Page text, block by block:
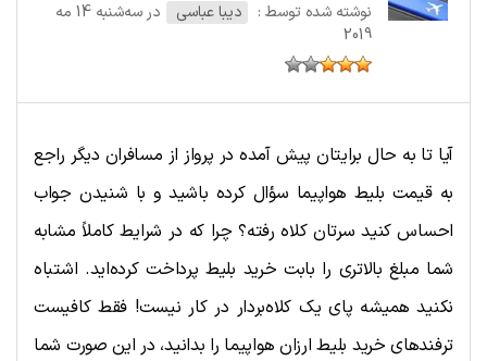
نوشته شده توسط : دیبا عباسی
در سه‌شنبه 14 مه
2019
آیا تا به حال برایتان پیش آمده در پرواز از مسافران دیگر راجع
به قیمت بلیط هواپیما سؤال کرده باشید و با شنیدن جواب
احساس کنید سرتان کلاه رفته؟ چرا که در شرایط کاملاً مشابه
شما مبلغ بالاتری را بابت خرید بلیط پرداخت کرده‌اید. اشتباه
نکنید همیشه پای یک کلاه‌بردار در کار نیست! فقط کافیست
ترفندهای خرید بلیط ارزان هواپیما را بدانید، در این صورت شما